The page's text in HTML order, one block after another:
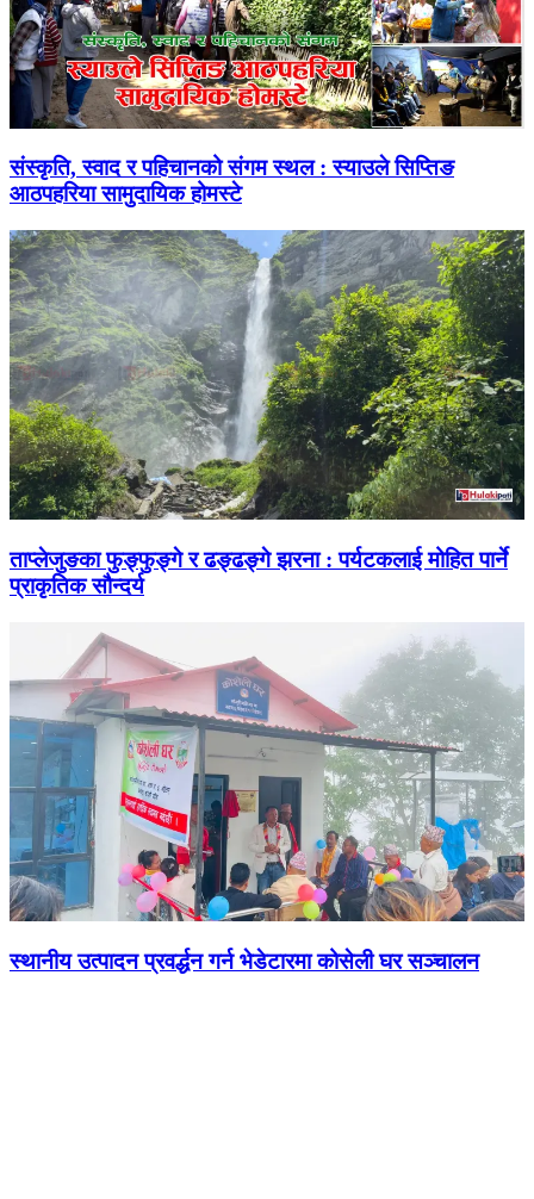
संस्कृति, स्वाद र पहिचानको संगम स्थल : स्याउले सिप्तिङ
आठपहरिया सामुदायिक होमस्टे
ताप्लेजुङका फुङ्फुङ्गे र ढङ्ढङ्गे झरना : पर्यटकलाई मोहित पार्ने
प्राकृतिक सौन्दर्य
स्थानीय उत्पादन प्रवर्द्धन गर्न भेडेटारमा कोसेली घर सञ्चालन